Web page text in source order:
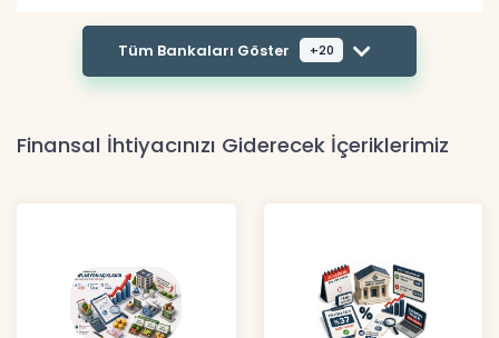
Tüm Bankaları Göster +20
Finansal İhtiyacınızı Giderecek İçeriklerimiz